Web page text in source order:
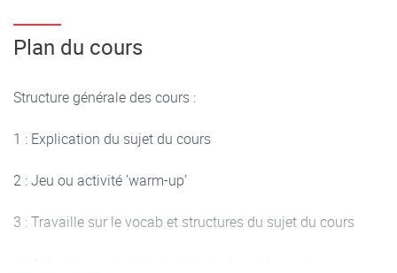
Plan du cours
Structure générale des cours :
1 : Explication du sujet du cours
2 : Jeu ou activité ’warm-up’
3 : Travaille sur le vocab et structures du sujet du cours